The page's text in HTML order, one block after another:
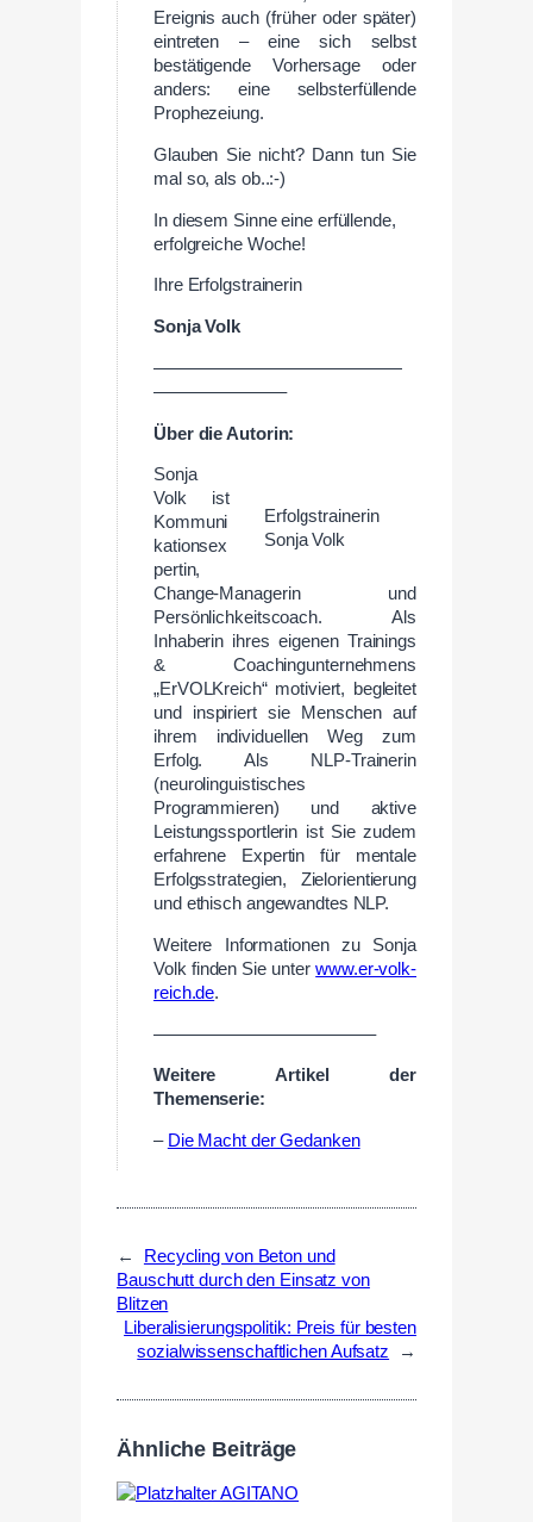
Ereignis auch (früher oder später)
eintreten – eine sich selbst
bestätigende Vorhersage oder
anders: eine selbsterfüllende
Prophezeiung.
Glauben Sie nicht? Dann tun Sie
mal so, als ob..:-)
In diesem Sinne eine erfüllende,
erfolgreiche Woche!
Ihre Erfolgstrainerin
Sonja Volk
——————————————
———————–
Über dieAutorin:
Erfolgstrainerin
Sonja Volk
Sonja
Volk ist
Kommuni
kationsex
pertin,
Change-Managerin und
Persönlichkeitscoach. Als
Inhaberin ihres eigenen Trainings
& Coachingunternehmens
„ErVOLKreich“ motiviert, begleitet
und inspiriert sie Menschen auf
ihrem individuellen Weg zum
Erfolg. Als NLP-Trainerin
(neurolinguistisches
Programmieren) und aktive
Leistungssportlerin ist Sie zudem
erfahrene Expertin für mentale
Erfolgsstrategien, Zielorientierung
und ethisch angewandtes NLP.
Weitere Informationen zu Sonja
Volk finden Sie unterwww.er-volk-
reich.de.
————————————–
Weitere Artikel der
Themenserie:
– Die Macht der Gedanken
←
Recycling von Beton und
Bauschutt durch den Einsatz von
Blitzen
Liberalisierungspolitik: Preis für besten
sozialwissenschaftlichen Aufsatz
→
Ähnliche Beiträge